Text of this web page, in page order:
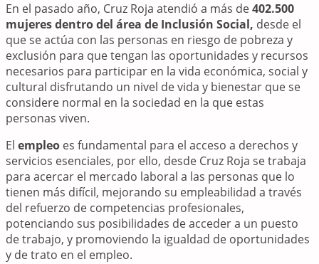
En el pasado año, Cruz Roja atendió a más de402.500
mujeres dentro del área de Inclusión Social, desde el
que se actúa con las personas en riesgo de pobreza y
exclusión para que tengan las oportunidades y recursos
necesarios para participar en la vida económica, social y
cultural disfrutando un nivel de vida y bienestar que se
considere normal en la sociedad en la que estas
personas viven.
El empleo es fundamental para el acceso a derechos y
servicios esenciales, por ello, desde Cruz Roja se trabaja
para acercar el mercado laboral a las personas que lo
tienen más difícil, mejorando su empleabilidad a través
del refuerzo de competencias profesionales,
potenciando sus posibilidades de acceder a un puesto
de trabajo, y promoviendo la igualdad de oportunidades
y de trato en el empleo.